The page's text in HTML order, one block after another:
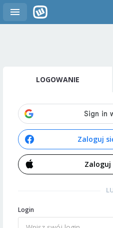
LOGOWANIE
Zaloguj
Zaloguj
Login